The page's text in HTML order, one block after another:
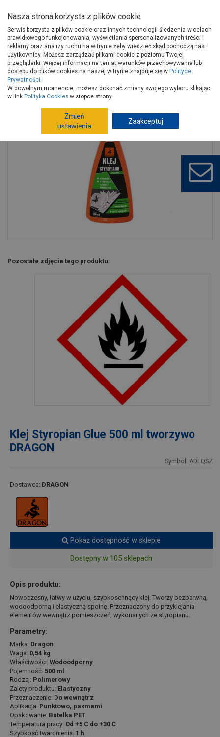
Strona główna Wykończenie
Chemia budowlana
Piany
Pianokleje
Klej Styropian Glue 500 ml tworzywo DRAGON
Pozostałe zdjęcia tego produktu:
Klej Styropian Glue 500 ml tworzywo
DRAGON
Symbol: ADEQSZ
Dostawca: DRAGON
Pokaż dostępność w sklepie
Dostępny w 105 sklepach
Opis produktu:
Nowoczesny, łatwy w użyciu, szybkoschnący klej. Tworzy bezbarwną,
wodoodporną i elastyczną spoinę. Przeznaczony do przyklejania
elementów wewnątrz pomieszczeń, wykonanych ze styropianu.
Parametry:
Marka: Dragon
Waga: 0,54 kg
Właściwości: Wodoodporny
Pojemność: 500 ml
Rodzaj: Polimerowy
Zalety produktu: Elastyczny
Przeznaczenie: Do wewnątrz
Aplikacja: Punktowo, pasmami
Opakowanie: Butelka PET
Temperatura pracy: Od +5 C do +30 C
Szybkosć twardnienia: 1 h
Nasza strona korzysta z plików cookie
Serwis korzysta z plików cookie oraz innych technologii śledzenia w celach
prawidłowego funkcjonowania, wyświetlania spersonalizowanych treści i
reklamy oraz analizy ruchu na witrynie żeby wiedzieć skąd pochodzą nasi
użytkownicy. Możesz zarządzać plikami cookie z poziomu Twojej
przeglądarki. Więcej informacji na temat warunków przechowywania lub
dostępu do plików cookies na naszej witrynie znajduje się w Polityce
Prywatności.
W dowolnym momencie, możesz dokonać zmiany swojego wyboru klikając
w link Polityka Cookies w stopce strony.
Zmień
ustawienia
Zaakceptuj